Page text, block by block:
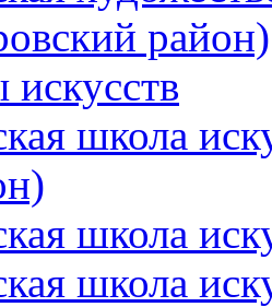
район)
школа
школа
школа